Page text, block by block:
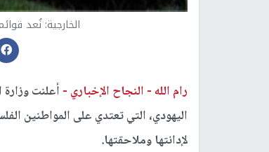
الخارجية: نُعد
رام الله - النجاح الإخباري - أعلنت
اليهودي، التي تعتدي على المواطنين
لإدانتها وملاحقتها.